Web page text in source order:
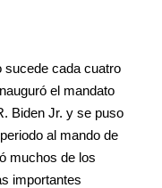
sucede cada cuatro
el mandato
Biden Jr. y se puso
al mando de
muchos de los
importantes